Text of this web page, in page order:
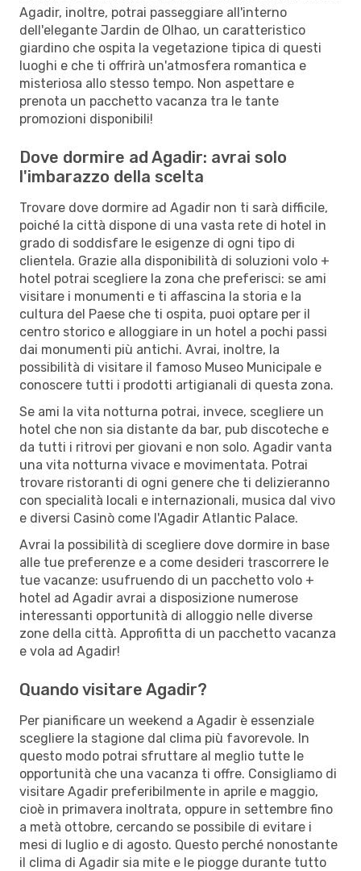
Agadir, inoltre, potrai passeggiare all'interno
dell'elegante Jardin de Olhao, un caratteristico
giardino che ospita la vegetazione tipica di questi
luoghi e che ti offrirà un'atmosfera romantica e
misteriosa allo stesso tempo. Non aspettare e
prenota un pacchetto vacanza tra le tante
promozioni disponibili!
Dove dormire ad Agadir: avrai solo
l'imbarazzo della scelta
Trovare dove dormire ad Agadir non ti sarà difficile,
poiché la città dispone di una vasta rete di hotel in
grado di soddisfare le esigenze di ogni tipo di
clientela. Grazie alla disponibilità di soluzioni volo +
hotel potrai scegliere la zona che preferisci: se ami
visitare i monumenti e ti affascina la storia e la
cultura del Paese che ti ospita, puoi optare per il
centro storico e alloggiare in un hotel a pochi passi
dai monumenti più antichi. Avrai, inoltre, la
possibilità di visitare il famoso Museo Municipale e
conoscere tutti i prodotti artigianali di questa zona.
Se ami la vita notturna potrai, invece, scegliere un
hotel che non sia distante da bar, pub discoteche e
da tutti i ritrovi per giovani e non solo. Agadir vanta
una vita notturna vivace e movimentata. Potrai
trovare ristoranti di ogni genere che ti delizieranno
con specialità locali e internazionali, musica dal vivo
e diversi Casinò come l'Agadir Atlantic Palace.
Avrai la possibilità di scegliere dove dormire in base
alle tue preferenze e a come desideri trascorrere le
tue vacanze: usufruendo di un pacchetto volo +
hotel ad Agadir avrai a disposizione numerose
interessanti opportunità di alloggio nelle diverse
zone della città. Approfitta di un pacchetto vacanza
e vola ad Agadir!
Quando visitare Agadir?
Per pianificare un weekend a Agadir è essenziale
scegliere la stagione dal clima più favorevole. In
questo modo potrai sfruttare al meglio tutte le
opportunità che una vacanza ti offre. Consigliamo di
visitare Agadir preferibilmente in aprile e maggio,
cioè in primavera inoltrata, oppure in settembre fino
a metà ottobre, cercando se possibile di evitare i
mesi di luglio e di agosto. Questo perché nonostante
il clima di Agadir sia mite e le piogge durante tutto